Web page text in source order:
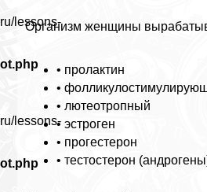
Организм женщины
• пролактин
•
• лютеотропный
• эстроген
• прогестерон
• тестостерон
lessons-
lessons-